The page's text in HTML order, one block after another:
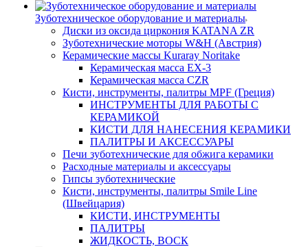
Зуботехническое оборудование и материалы
Диски из оксида циркония KATANA ZR
Зуботехнические моторы W&H (Австрия)
Керамические массы Kuraray Noritake
Керамическая масса EX-3
Керамическая масса CZR
Кисти, инструменты, палитры MPF (Греция)
ИНСТРУМЕНТЫ ДЛЯ РАБОТЫ С
КЕРАМИКОЙ
КИСТИ ДЛЯ НАНЕСЕНИЯ КЕРАМИКИ
ПАЛИТРЫ И АКСЕССУАРЫ
Печи зуботехнические для обжига керамики
Расходные материалы и аксессуары
Гипсы зуботехнические
Кисти, инструменты, палитры Smile Line
(Швейцария)
КИСТИ, ИНСТРУМЕНТЫ
ПАЛИТРЫ
ЖИДКОСТЬ, ВОСК